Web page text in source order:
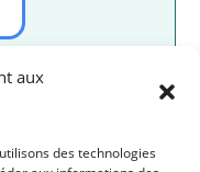
aux
des technologies